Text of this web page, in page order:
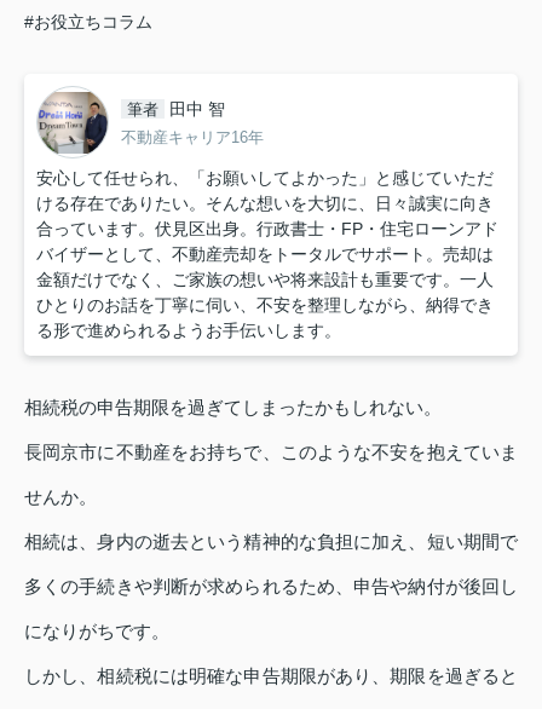
#お役立ちコラム
筆者 田中 智
不動産キャリア16年
安心して任せられ、「お願いしてよかった」と感じていただ
ける存在でありたい。そんな想いを大切に、日々誠実に向き
合っています。伏見区出身。行政書士・FP・住宅ローンアド
バイザーとして、不動産売却をトータルでサポート。売却は
金額だけでなく、ご家族の想いや将来設計も重要です。一人
ひとりのお話を丁寧に伺い、不安を整理しながら、納得でき
る形で進められるようお手伝いします。
相続税の申告期限を過ぎてしまったかもしれない。
長岡京市に不動産をお持ちで、このような不安を抱えていま
せんか。
相続は、身内の逝去という精神的な負担に加え、短い期間で
多くの手続きや判断が求められるため、申告や納付が後回し
になりがちです。
しかし、相続税には明確な申告期限があり、期限を過ぎると